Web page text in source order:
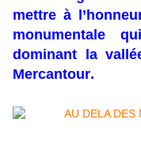
mettre à
monumentale
dominant la
Mercantour.